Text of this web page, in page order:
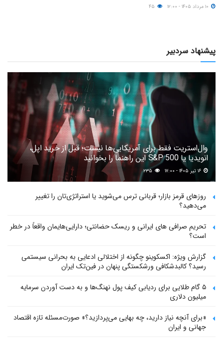
پیشنهاد سردبیر
وال‌استریت فقط برای آمریکایی‌ها نیست؛ قبل از خرید اپل،
انویدیا یا S&P 500 این راهنما را بخوانید
۲۳۵
روزهای قرمز بازار؛ قربانی ترس می‌شوید یا استراتژی‌تان را تغییر
می‌دهید؟
تحریم صرافی های ایرانی و ریسک حضانتی؛ دارایی‌هایمان واقعاً در خطر
است؟
گزارش ویژه: اکسکوینو چگونه از اختلالی ادعایی به بحرانی سیستمی
رسید؟ کالبدشکافی ورشکستگی پنهان در فین‌تک ایران
۵ گام طلایی برای ردیابی کیف پول‌ نهنگ‌ها و به دست آوردن سرمایه
میلیون دلاری
«برای آنچه نیاز دارید، چه بهایی می‌پردازید؟» صورت‌مسئله تازه اقتصاد
جهانی و ایران